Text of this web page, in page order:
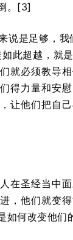
。[3]
说是足够，我
此超越，就
就必须教导
得力量和安
让他们把自
在圣经当中面
，他们就变
何改变他们